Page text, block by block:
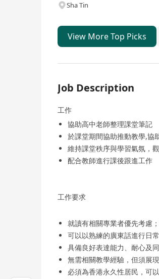
Sha Tin
View More Top Picks
Job Description
工作
協助高中老師整理課堂筆記
於課堂期間協助推動教學,協
維持課堂秩序與學習氣氛，
配合教師進行課後跟進工作
工作要求
就讀有相關專業者優先考慮
可以以熟練的廣東話進行日
具備良好表達能力、耐心及
無需相關教學經驗，但須展
必須為香港永久性居民，可